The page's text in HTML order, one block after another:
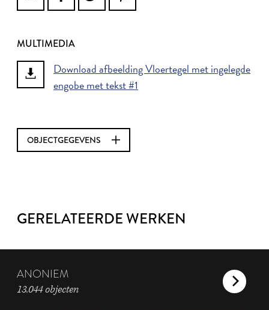
MULTIMEDIA
Download afbeelding Vloertegel met ingelegde
engobe met tekst #1
OBJECTGEGEVENS
GERELATEERDE WERKEN
ANONIEM
13.044 objecten